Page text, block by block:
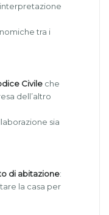
tra i
Civile che
dell’altro
sia
di abitazione:
la casa per